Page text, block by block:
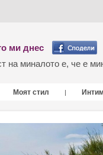
ми днес
на миналото е, че е
Моят стил |